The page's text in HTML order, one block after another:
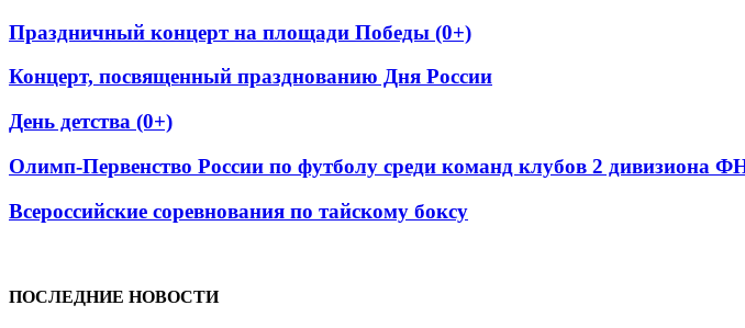
Праздничный концерт на площади Победы (0+)
Концерт, посвященный празднованию Дня России
День детства (0+)
Олимп-Первенство России по футболу среди команд клубов 2 дивизиона
Всероссийские соревнования по тайскому боксу
ПОСЛЕДНИЕ НОВОСТИ